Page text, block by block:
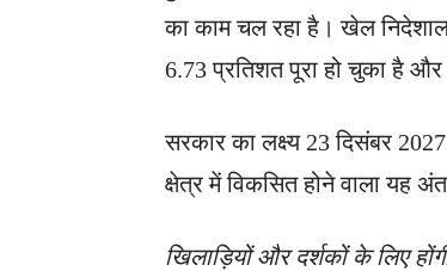
का काम चल रहा है। खेल
6.73 प्रतिशत पूरा हो चुका है और
सरकार का लक्ष्य 23 दिसंबर
क्षेत्र में विकसित होने वाला यह
खिलाड़ियों और दर्शकों के लिए